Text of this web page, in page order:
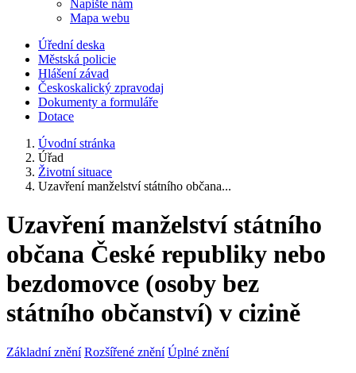
Napište nám
Mapa webu
Úřední deska
Městská policie
Hlášení závad
Českoskalický zpravodaj
Dokumenty a formuláře
Dotace
Úvodní stránka
Úřad
Životní situace
Uzavření manželství státního občana...
Uzavření manželství státního
občana České republiky nebo
bezdomovce (osoby bez
státního občanství) v cizině
Základní znění Rozšířené znění Úplné znění